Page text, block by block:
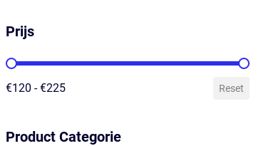
Prijs
Prijs
€120 - €225 Reset
Product Categorie